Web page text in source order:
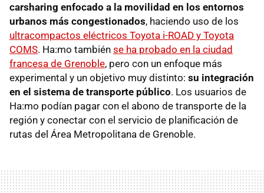
carsharing enfocado a la movilidad en los entornos
urbanos más congestionados, haciendo uso de los
ultracompactos eléctricos Toyota i-ROAD y Toyota
COMS. Ha:mo también se ha probado en la ciudad
francesa de Grenoble, pero con un enfoque más
experimental y un objetivo muy distinto: su integración
en el sistema de transporte público. Los usuarios de
Ha:mo podían pagar con el abono de transporte de la
región y conectar con el servicio de planificación de
rutas del Área Metropolitana de Grenoble.